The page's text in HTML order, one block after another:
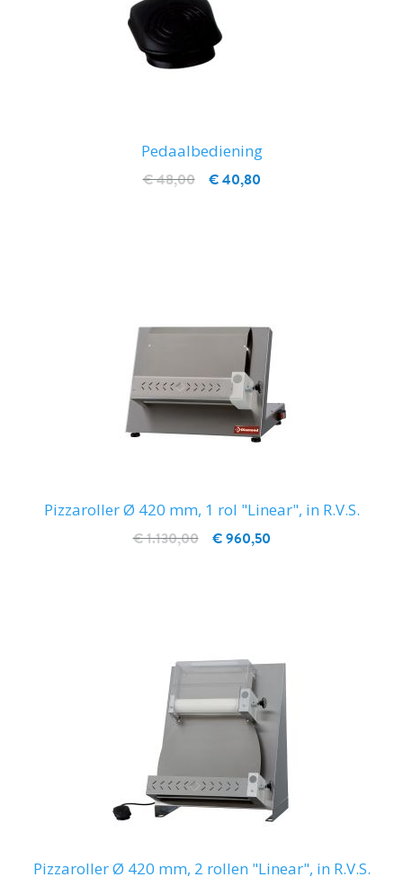
Pedaalbediening
€ 40,80
€ 48,00
Pizzaroller Ø 420 mm, 1 rol "Linear", in R.V.S.
€ 960,50
€ 1.130,00
Pizzaroller Ø 420 mm, 2 rollen "Linear", in R.V.S.